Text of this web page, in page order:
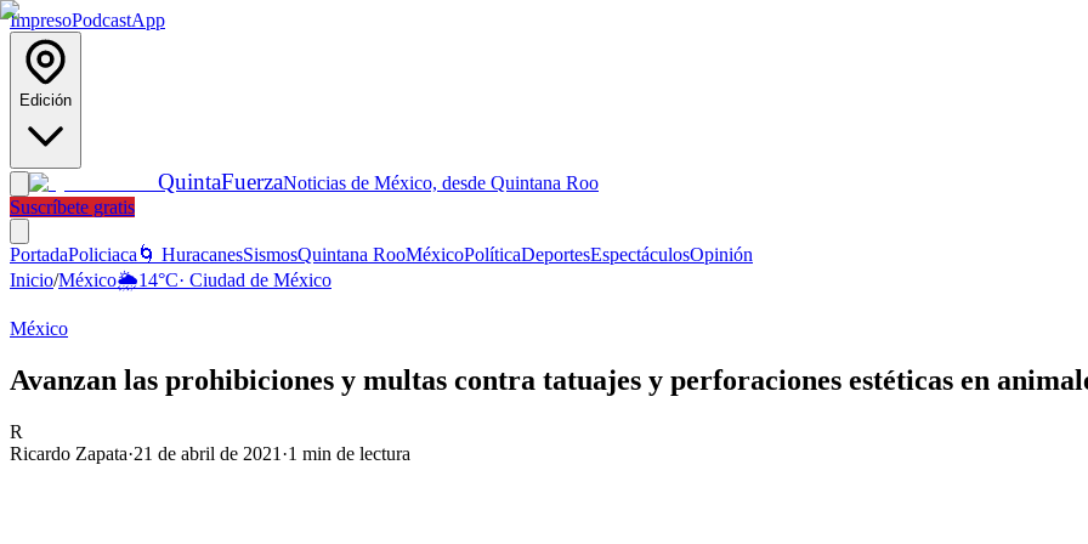
ImpresoPodcastApp
Edición
QuintaFuerzaNoticias de México, desde Quintana Roo
Suscríbete gratis
PortadaPoliciaca 🌀 HuracanesSismosQuintana RooMéxicoPolíticaDeportesEspectáculosOpinión
Inicio/México🌦️14°C· Ciudad de México
México
Avanzan las prohibiciones y multas contra tatuajes y perforaciones estéticas en
R
Ricardo Zapata·21 de abril de 2021 ·1 min de lectura